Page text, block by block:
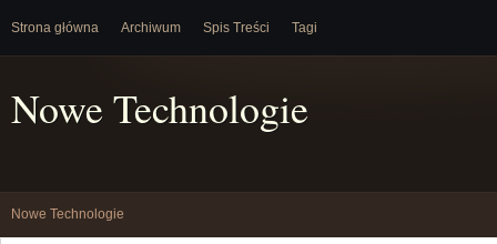
Strona główna Archiwum Spis Treści Tagi
Nowe Technologie
Nowe Technologie